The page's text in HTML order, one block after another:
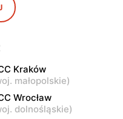
ul. Kazimierza
4
ul. Jerzego
2
Kraków
małopolskie)
Wrocław
dolnośląskie)